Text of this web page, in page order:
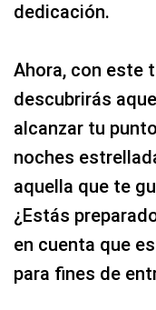
dedicación.
Ahora, con este
descubrirás
alcanzar tu
noches
aquella que te
¿Estás
en cuenta que
para fines de